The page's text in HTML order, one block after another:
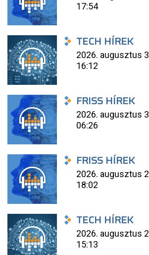
17:54
TECH HÍREK
2026. augusztus
16:12
FRISS HÍREK
2026. augusztus
06:26
FRISS HÍREK
2026. augusztus
18:02
TECH HÍREK
2026. augusztus
15:13